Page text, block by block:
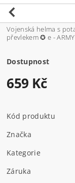
Vojenská helma s
převlekem ✪ e -
Dostupnost
659 Kč
Kód produktu
Značka
Kategorie
Záruka